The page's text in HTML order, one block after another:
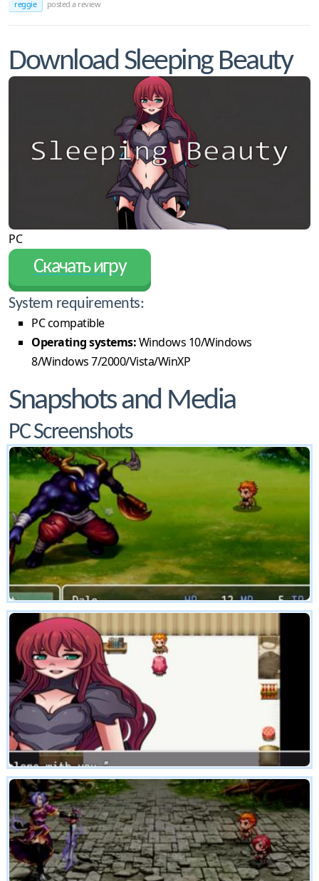
reggie posted a review
Download Sleeping Beauty
PC
Скачать игру
System requirements:
PC compatible
Operating systems:Windows 10/Windows
8/Windows 7/2000/Vista/WinXP
Snapshots and Media
PC Screenshots